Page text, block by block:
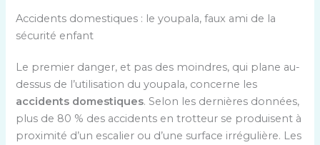
Accidents domestiques : le youpala, faux ami de la
sécurité enfant
Le premier danger, et pas des moindres, qui plane au-
dessus de l’utilisation du youpala, concerne les
accidents domestiques. Selon les dernières données,
plus de 80 % des accidents en trotteur se produisent à
proximité d’un escalier ou d’une surface irrégulière. Les